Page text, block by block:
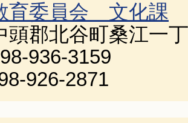
育委員会 文化課
頭郡北谷町桑江一
936-3159
926-2871